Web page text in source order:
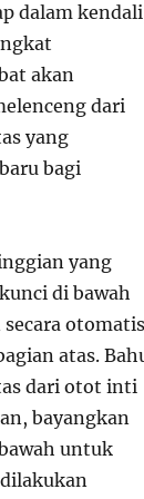
dalam
akan
dari
yang
bagi
yang
di bawah
otomatis
atas.
dari otot inti
bayangkan
untuk